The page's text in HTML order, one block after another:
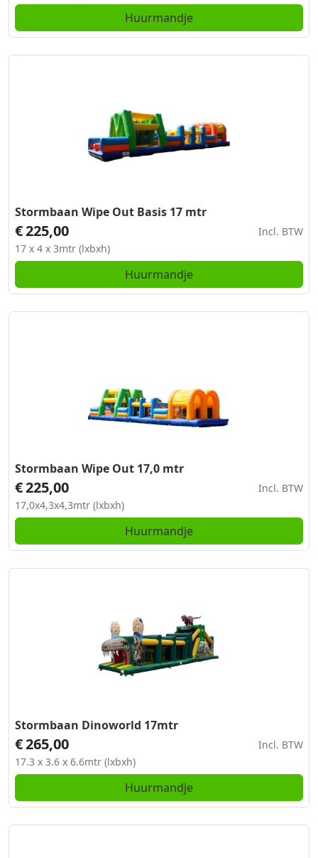
Huurmandje
Stormbaan Wipe Out Basis 17 mtr
€225,00
Incl. BTW
17 x 4 x 3mtr (lxbxh)
Huurmandje
Stormbaan Wipe Out 17,0 mtr
€225,00
Incl. BTW
17,0x4,3x4,3mtr (lxbxh)
Huurmandje
Stormbaan Dinoworld 17mtr
€265,00
Incl. BTW
17.3 x 3.6 x 6.6mtr (lxbxh)
Huurmandje